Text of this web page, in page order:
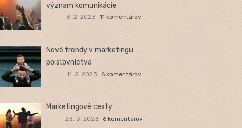
význam komunikácie
8. 2. 2023 11 komentárov
Nové trendy v marketingu
poisťovníctva
11. 5. 2023 6 komentárov
Marketingové cesty
23. 3. 2023 6 komentárov